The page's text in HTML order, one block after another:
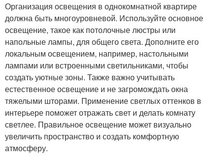
Организация освещения в однокомнатной квартире
должна быть многоуровневой. Используйте основное
освещение, такое как потолочные люстры или
напольные лампы, для общего света. Дополните его
локальным освещением, например, настольными
лампами или встроенными светильниками, чтобы
создать уютные зоны. Также важно учитывать
естественное освещение и не загромождать окна
тяжелыми шторами. Применение светлых оттенков в
интерьере поможет отражать свет и делать комнату
светлее. Правильное освещение может визуально
увеличить пространство и создать комфортную
атмосферу.